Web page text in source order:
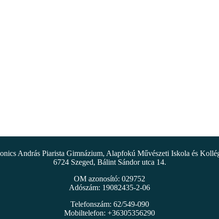
András Piarista Gimnázium, Alapfokú Művészeti Iskola és
6724 Szeged, Bálint Sándor utca 14.
OM azonosító: 029752
Adószám: 19082435-2-06
Telefonszám: 62/549-090
Mobiltelefon: +36305356290